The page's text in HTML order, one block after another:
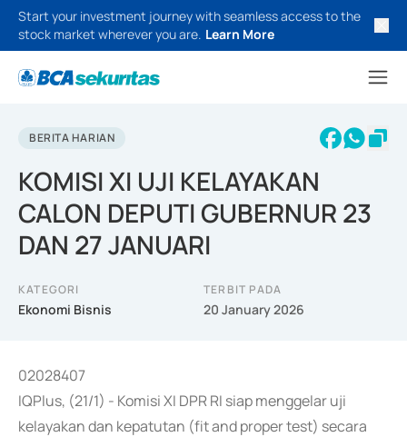
Start your investment journey with seamless access to the
stock market wherever you are. Learn More
BERITA HARIAN
KOMISI XI UJI KELAYAKAN
CALON DEPUTI GUBERNUR 23
DAN 27 JANUARI
KATEGORI
Ekonomi Bisnis
TERBIT PADA
20 January 2026
02028407
IQPlus, (21/1) - Komisi XI DPR RI siap menggelar uji
kelayakan dan kepatutan (fit and proper test) secara